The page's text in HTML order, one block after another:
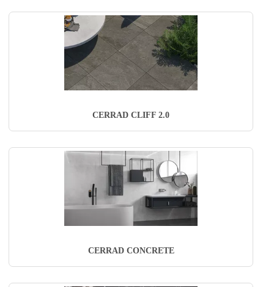
CERRAD CLIFF 2.0
CERRAD CONCRETE